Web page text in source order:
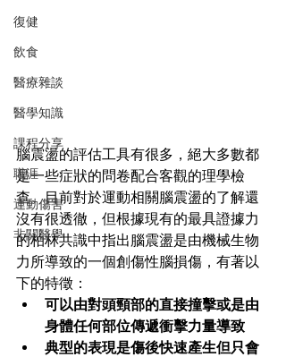
復健
飲食
醫療雜談
醫學知識
課程分享
職涯
運動傷害
非關醫學
腦震盪的評估工具有很多，絕大多數都
是一些症狀的問卷配合客觀的理學檢
查。目前對於運動相關腦震盪的了解還
沒有很透徹，但根據現有的最具證據力
的柏林共識中指出腦震盪是由機械生物
力所導致的一個創傷性腦損傷，有著以
下的特徵：
可以由對頭頸部的直接撞擊或是由
身體任何部位傳遞衝擊力量導致
典型的表現是傷後快速產生但只會